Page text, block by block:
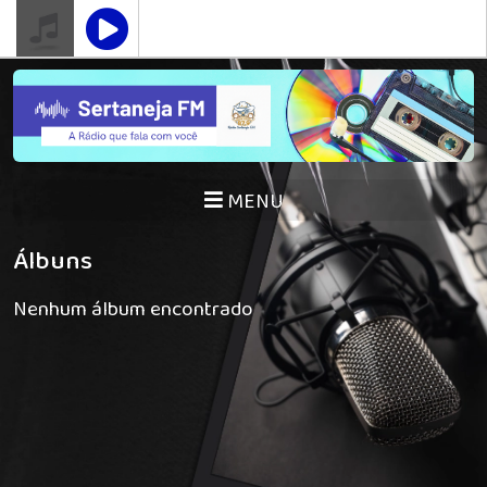
MENU
Álbuns
Nenhum álbum encontrado